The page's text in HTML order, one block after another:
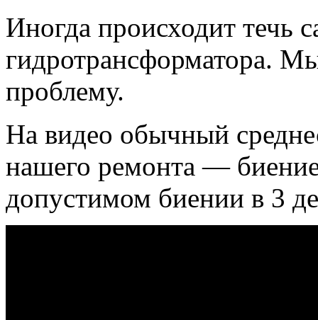
Иногда происходит течь
гидротрансформатора.
проблему.
На видео обычный
нашего ремонта —
допустимом биении в 3